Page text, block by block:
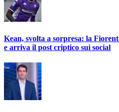
Kean, svolta a sorpresa: la
e arriva il post criptico sui social